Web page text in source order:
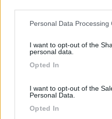
Please note that this website/
not limited to your visit or
grant or deny consent to
use your data for below
Personal Data Processing
I want to opt-out of the
personal data.
Opted In
I want to opt-out of the
Personal Data.
Opted In
Enna (EN) - 81.2km